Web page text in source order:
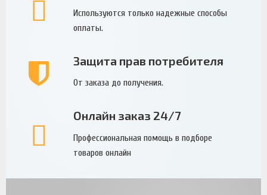
Используются только надежные способы
оплаты.
Защита прав потребителя
От заказа до получения.
Онлайн заказ 24/7
Профессиональная помощь в подборе
товаров онлайн